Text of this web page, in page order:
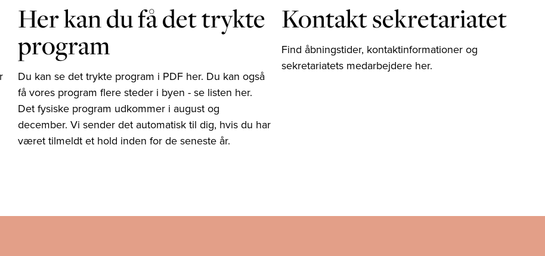
Her kan du få det trykte
program
Du kan se det trykte program i PDF her. Du kan også
få vores program flere steder i byen - se listen her.
Det fysiske program udkommer i august og
december. Vi sender det automatisk til dig, hvis du har
været tilmeldt et hold inden for de seneste år.
Kontakt sekretariatet
Find åbningstider, kontaktinformationer og
sekretariatets medarbejdere her.